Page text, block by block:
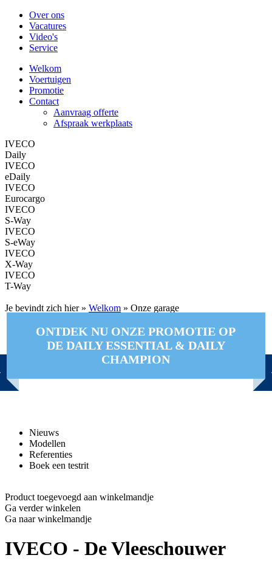
Over ons
Vacatures
Video's
Service
Welkom
Voertuigen
Promotie
Contact
Aanvraag offerte
Afspraak werkplaats
IVECO
Daily
IVECO
eDaily
IVECO
Eurocargo
IVECO
S-Way
IVECO
S-eWay
IVECO
X-Way
IVECO
T-Way
Je bevindt zich hier » Welkom » Onze garage
ONTDEK NU ONZE PROMOTIE OP
DE DAILY ESSENTIAL & DAILY
CHAMPION
Nieuws
Modellen
Referenties
Boek een testrit
Product toegevoegd aan winkelmandje
Ga verder winkelen
Ga naar winkelmandje
IVECO - De Vleeschouwer